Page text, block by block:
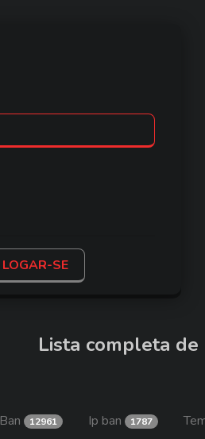
LOGAR-SE
Lista completa
Ban 12961 Ip ban 1787